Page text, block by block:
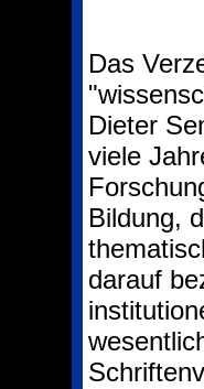
Das
Dieter
viele
Bildung,
darauf